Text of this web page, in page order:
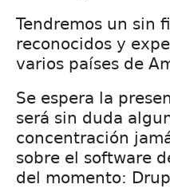
Tendremos un sin
reconocidos y
varios países de
Se espera la
será sin duda
concentración
sobre el software
del momento: